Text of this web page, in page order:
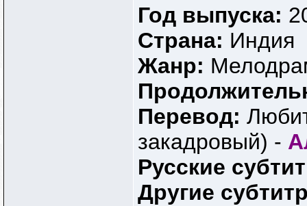
Год выпуска:
Страна: Индия
Жанр:
Перевод:
закадровый) -
Русские
Другие